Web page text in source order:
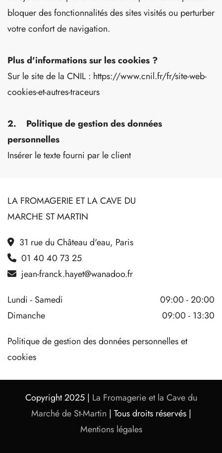
bloquer des fonctionnalités des sites visités ou perturber
votre confort de navigation.
Plus d'informations sur les cookies ?
Sur le site de la CNIL : https://www.cnil.fr/fr/site-web-
cookies-et-autres-traceurs
2. Politique de gestion des données
personnelles
Insérer le texte fourni par le client
LA FROMAGERIE ET LA CAVE DU
MARCHE ST MARTIN
 31 rue du Château d'eau, Paris
 01 40 40 73 25

jean-franck.hayet@wanadoo.fr
Lundi - Samedi
09:00 - 20:00
Dimanche
09:00 - 13:30
Politique de gestion des données personnelles et
cookies
Copyright 2025 | La Fromagerie et la Cave du
Marché de St-Martin | Tous droits réservés |
Mentions légales